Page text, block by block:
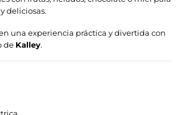
deliciosas.
una experiencia práctica y divertida con
de Kalley.